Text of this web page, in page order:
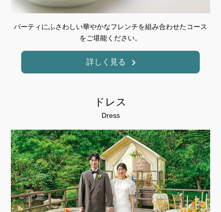
パーティにふさわしい華やかなフレンチを組み合わせたコース
をご堪能ください。
詳しく見る
ドレス
Dress